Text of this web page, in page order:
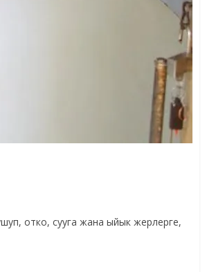
отко, сууга жана ыйык жерлерге,